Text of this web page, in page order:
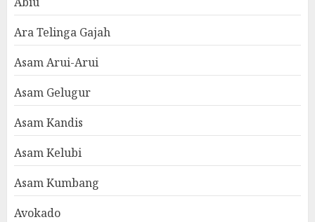
Ara Telinga Gajah
Asam Arui-Arui
Asam Gelugur
Asam Kandis
Asam Kelubi
Asam Kumbang
Avokado